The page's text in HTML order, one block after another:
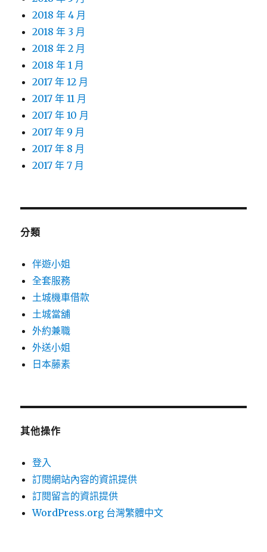
2018 年 4 月
2018 年 3 月
2018 年 2 月
2018 年 1 月
2017 年 12 月
2017 年 11 月
2017 年 10 月
2017 年 9 月
2017 年 8 月
2017 年 7 月
分類
伴遊小姐
全套服務
土城機車借款
土城當舖
外約兼職
外送小姐
日本藤素
其他操作
登入
訂閱網站內容的資訊提供
訂閱留言的資訊提供
WordPress.org 台灣繁體中文